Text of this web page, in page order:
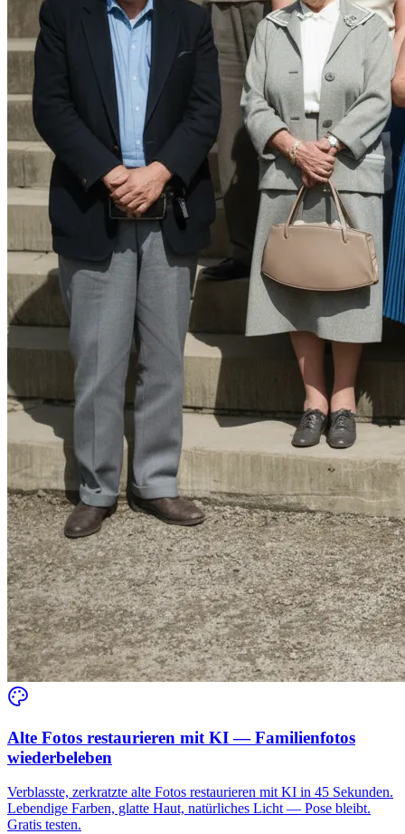
Alte Fotos restaurieren mit KI — Familienfotos
wiederbeleben
Verblasste, zerkratzte alte Fotos restaurieren mit KI in 45 Sekunden.
Lebendige Farben, glatte Haut, natürliches Licht — Pose bleibt.
Gratis testen.